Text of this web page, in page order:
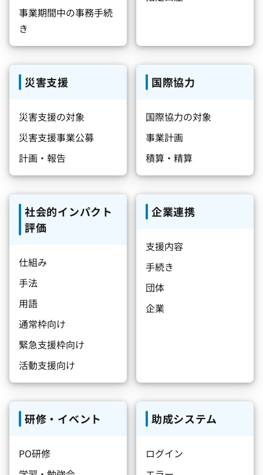
事業期間中の事務手続
き
災害支援
災害支援の対象
災害支援事業公募
計画・報告
国際協力
国際協力の対象
事業計画
積算・精算
社会的インパクト
評価
仕組み
手法
用語
通常枠向け
緊急支援枠向け
活動支援向け
企業連携
支援内容
手続き
団体
企業
研修・イベント
PO研修
助成システム
ログイン